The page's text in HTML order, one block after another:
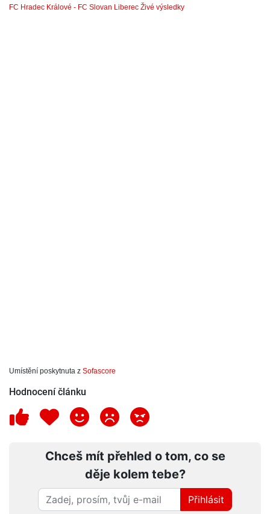
FC Hradec Králové - FC Slovan Liberec Živé výsledky
Umístění poskytnuta z Sofascore
Hodnocení článku
Chceš mít přehled o tom, co se
děje kolem tebe?
Přihlásit